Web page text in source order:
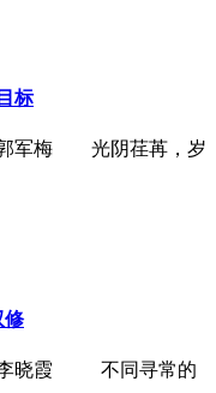
标
郭军梅 光阴荏苒，岁
修
李晓霞 不同寻常的